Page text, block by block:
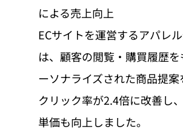
による売上向上
ECサイトを運営するアパレ
は、顧客の閲覧・購買履歴
ーソナライズされた商品提案
クリック率が2.4倍に改善し
単価も向上しました。